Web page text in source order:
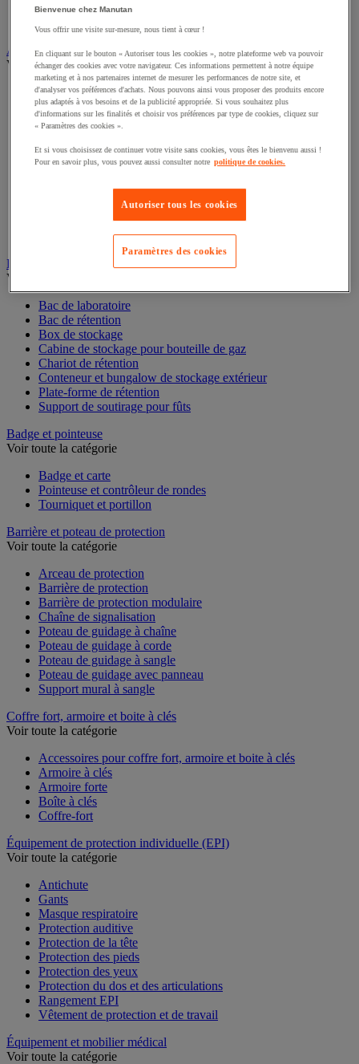
Interphone et vidéophone
Armoire de sécurité et stockage de produits dangereux
Voir toute la catégorie
Accessoires pour armoire de sécurité et de stockage
Armoire bouteilles de gaz
Armoire de sûreté
Armoire pour batteries lithium-ion
Armoire pour produits corrosifs
Armoire pour produits phytosanitaires
Armoire pour produits toxiques
Caissons de ventilation et filtres
Récipient de sécurité
Bac de rétention et matériel de rétention
Voir toute la catégorie
Bac de laboratoire
Bac de rétention
Box de stockage
Cabine de stockage pour bouteille de gaz
Chariot de rétention
Conteneur et bungalow de stockage extérieur
Plate-forme de rétention
Support de soutirage pour fûts
Badge et pointeuse
Voir toute la catégorie
Badge et carte
Pointeuse et contrôleur de rondes
Tourniquet et portillon
Barrière et poteau de protection
Voir toute la catégorie
Arceau de protection
Barrière de protection
Barrière de protection modulaire
Chaîne de signalisation
Poteau de guidage à chaîne
Poteau de guidage à corde
Poteau de guidage à sangle
Poteau de guidage avec panneau
Support mural à sangle
Coffre fort, armoire et boite à clés
Voir toute la catégorie
Accessoires pour coffre fort, armoire et boite à clés
Armoire à clés
Armoire forte
Boîte à clés
Coffre-fort
Équipement de protection individuelle (EPI)
Voir toute la catégorie
Antichute
Gants
Masque respiratoire
Protection auditive
Protection de la tête
Protection des pieds
Protection des yeux
Protection du dos et des articulations
Rangement EPI
Vêtement de protection et de travail
Équipement et mobilier médical
Voir toute la catégorie
Bienvenue chez Manutan
Vous offrir une visite sur-mesure, nous tient à cœur !
En cliquant sur le bouton « Autoriser tous les cookies », notre plateforme web va pouvoir
échanger des cookies avec votre navigateur. Ces informations permettent à notre équipe
marketing et à nos partenaires internet de mesurer les performances de notre site, et
d'analyser vos préférences d'achats. Nous pouvons ainsi vous proposer des produits encore
plus adaptés à vos besoins et de la publicité appropriée. Si vous souhaitez plus
d'informations sur les finalités et choisir vos préférences par type de cookies, cliquez sur
« Paramètres des cookies ».
Et si vous choisissez de continuer votre visite sans cookies, vous êtes le bienvenu aussi !
Pour en savoir plus, vous pouvez aussi consulter notre politique de cookies.
Autoriser tous les cookies
Paramètres des cookies